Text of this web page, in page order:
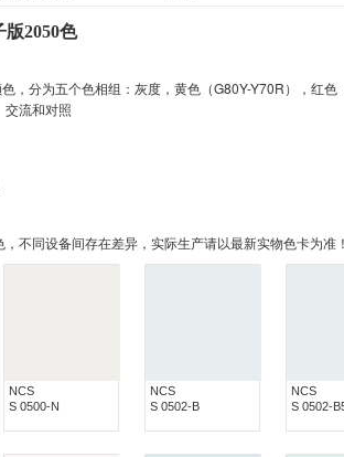
2050色
，分为五个色相组：灰度，黄色（G80Y-Y70R），红
交流和对照
不同设备间存在差异，实际生产请以最新实物色卡为准！
NCS
S 0500-N
NCS
S 0502-B
NCS
S 0502-